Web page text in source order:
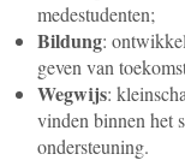
medestudenten;
Bildung:
geven van
Wegwijs:
vinden binnen het
ondersteuning.